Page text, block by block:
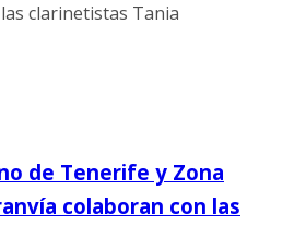
clarinetistas Tania
de Tenerife y Zona
colaboran con las